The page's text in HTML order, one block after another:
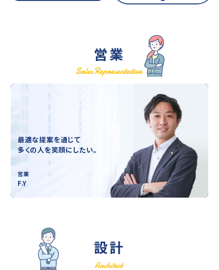
営業
最適な提案を通じて
多くの人を笑顔にしたい。
営業
F.Y
設計